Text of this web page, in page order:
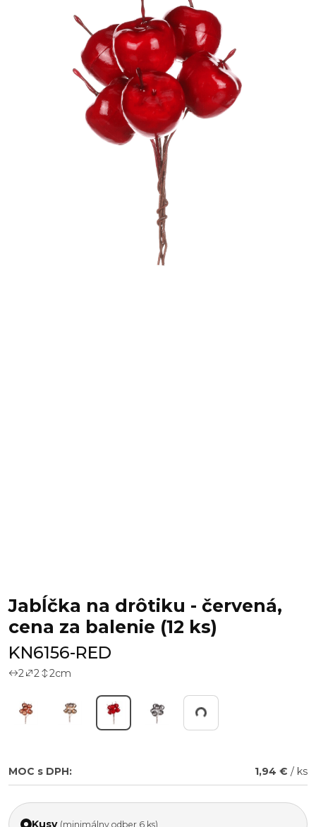
Jabĺčka na drôtiku - červená,
cena za balenie (12 ks)
KN6156-RED
2 2 2cm
Working...
MOC s DPH: 1,94 € / ks
Kusy (minimálny odber 6 ks)